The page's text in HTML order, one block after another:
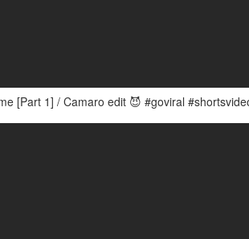
[Part 1] / Camaro edit 😈 #goviral